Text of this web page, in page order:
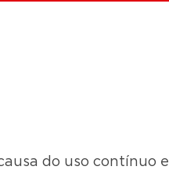
do uso contínuo